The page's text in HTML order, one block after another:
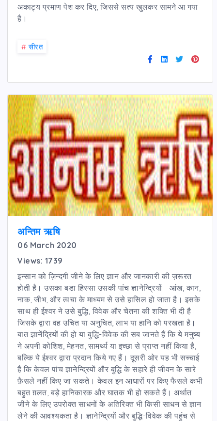
अकाट्य प्रमाण पेश कर दिए, जिससे सत्य खुलकर सामने आ गया
है।
# सीरत
अन्तिम ऋषि
06 March 2020
Views: 1739
इन्सान को ज़िन्दगी जीने के लिए ज्ञान और जानकारी की ज़रूरत
होती है। उसका बडा हिस्सा उसकी पांच ज्ञानेन्द्रियों - आंख, कान,
नाक, जीभ, और त्वचा के माध्यम से उसे हासिल हो जाता है। इसके
साथ ही ईश्वर ने उसे बुद्धि, विवेक और चेतना की शक्ति भी दी है
जिसके द्वारा वह उचित या अनुचित, लाभ या हानि को परखता है।
बात ज्ञानेंद्रियों की हो या बुद्धि-विवेक की सब जानते हैं कि ये मनुष्य
ने अपनी कोशिश, मेहनत, सामर्थ्य या इच्छा से प्राप्त नहीं किया है,
बल्कि ये ईश्वर द्वारा प्रदान किये गए हैं। दूसरी ओर यह भी सच्चाई
है कि केवल पांच ज्ञानेन्द्रियों और बुद्धि के सहारे ही जीवन के सारे
फ़ैसले नहीं किए जा सकते। केवल इन आधारों पर किए फैसले कभी
बहुत ग़लत, बड़े हानिकारक और घातक भी हो सकते हैं। अर्थात
जीने के लिए उपरोक्त साधनों के अतिरिक्त भी किसी साधन से ज्ञान
लेने की आवश्यकता है। ज्ञानेन्द्रियों और बुद्धि-विवेक की पहुंच से